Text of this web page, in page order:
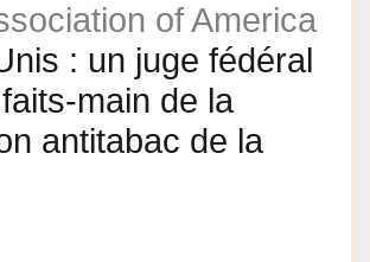
of America
: un juge fédéral
main de la
antitabac de la